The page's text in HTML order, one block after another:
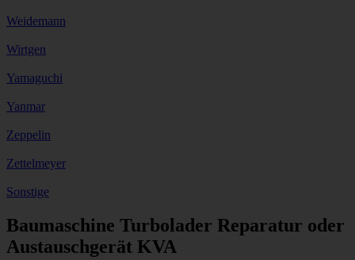
Weidemann
Wirtgen
Yamaguchi
Yanmar
Zeppelin
Zettelmeyer
Sonstige
Baumaschine Turbolader Reparatur oder
Austauschgerät KVA